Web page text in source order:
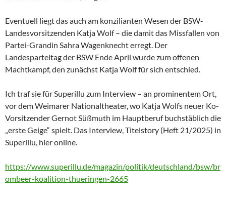
Eventuell liegt das auch am konzilianten Wesen der BSW-
Landesvorsitzenden Katja Wolf – die damit das Missfallen von
Partei-Grandin Sahra Wagenknecht erregt. Der
Landesparteitag der BSW Ende April wurde zum offenen
Machtkampf, den zunächst Katja Wolf für sich entschied.
Ich traf sie für Superillu zum Interview – an prominentem Ort,
vor dem Weimarer Nationaltheater, wo Katja Wolfs neuer Ko-
Vorsitzender Gernot Süßmuth im Hauptberuf buchstäblich die
„erste Geige“ spielt. Das Interview, Titelstory (Heft 21/2025) in
Superillu, hier online.
https://www.superillu.de/magazin/politik/deutschland/bsw/br
ombeer-koalition-thueringen-2665